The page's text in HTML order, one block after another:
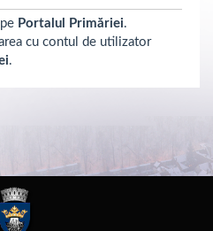
pe Portalul Primăriei.
cu contul de utilizator
.